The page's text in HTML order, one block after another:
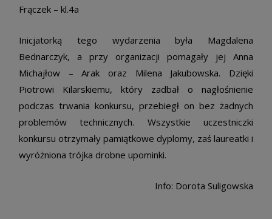
Frączek – kl.4a
Inicjatorką tego wydarzenia była Magdalena
Bednarczyk, a przy organizacji pomagały jej Anna
Michajłow – Arak oraz Milena Jakubowska. Dzięki
Piotrowi Kilarskiemu, który zadbał o nagłośnienie
podczas trwania konkursu, przebiegł on bez żadnych
problemów technicznych. Wszystkie uczestniczki
konkursu otrzymały pamiątkowe dyplomy, zaś laureatki i
wyróżniona trójka drobne upominki.
Info: Dorota Suligowska